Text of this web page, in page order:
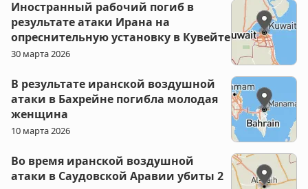
Иностранный рабочий погиб в
результате атаки Ирана на
опреснительную установку в Кувейте
30 марта 2026
В результате иранской воздушной
атаки в Бахрейне погибла молодая
женщина
10 марта 2026
Во время иранской воздушной
атаки в Саудовской Аравии убиты 2